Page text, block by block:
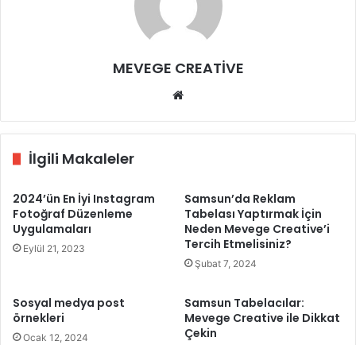
MEVEGE CREATİVE
İlgili Makaleler
2024’ün En İyi Instagram
Fotoğraf Düzenleme
Uygulamaları
Eylül 21, 2023
Samsun’da Reklam
Tabelası Yaptırmak İçin
Neden Mevege Creative’i
Tercih Etmelisiniz?
Şubat 7, 2024
Sosyal medya post
örnekleri
Ocak 12, 2024
Samsun Tabelacılar:
Mevege Creative ile Dikkat
Çekin